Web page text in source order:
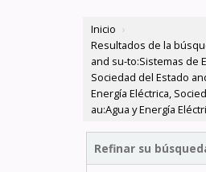
Inicio ›
Resultados de la
and su-to:Sistemas de
Sociedad del Estado
Energía Eléctrica,
au:Agua y Energía
Refinar su